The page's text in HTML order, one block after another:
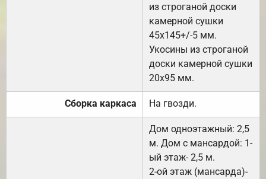
из строганой доски
камерной сушки
45х145+/-5 мм.
Укосины из строганой
доски камерной сушки
20х95 мм.
Сборка каркаса На гвозди.
Дом одноэтажный: 2,5
м. Дом с мансардой: 1-
ый этаж- 2,5 м.
2-ой этаж (мансарда)-